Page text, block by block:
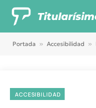
Portada » Accesibilidad »
ACCESIBILIDAD